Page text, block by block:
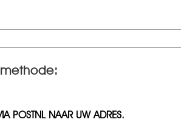
POSTNL NAAR UW ADRES.